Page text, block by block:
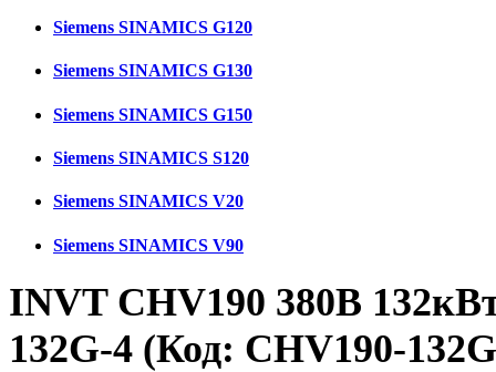
Siemens SINAMICS G120
Siemens SINAMICS G130
Siemens SINAMICS G150
Siemens SINAMICS S120
Siemens SINAMICS V20
Siemens SINAMICS V90
INVT CHV190 380В
132G-4 (Код: CHV190-